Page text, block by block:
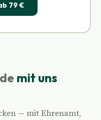
79 €
mit uns
— mit Ehrenamt,